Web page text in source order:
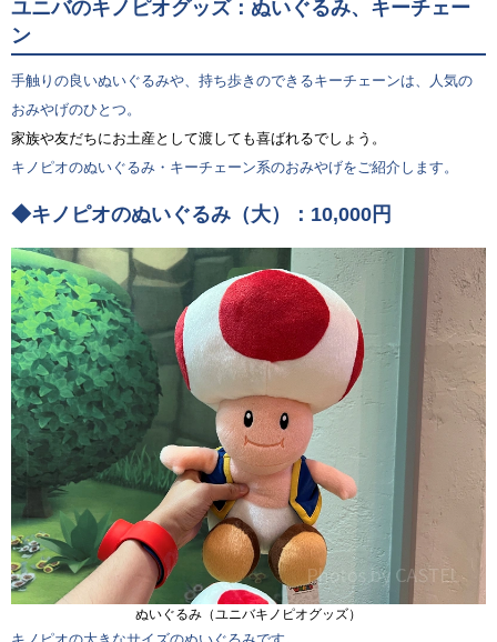
ユニバのキノピオグッズ：ぬいぐるみ、キーチェー
ン
手触りの良いぬいぐるみや、持ち歩きのできるキーチェーンは、人気の
おみやげのひとつ。
家族や友だちにお土産として渡しても喜ばれるでしょう。
キノピオのぬいぐるみ・キーチェーン系のおみやげをご紹介します。
◆キノピオのぬいぐるみ（大）：10,000円
ぬいぐるみ（ユニバキノピオグッズ）